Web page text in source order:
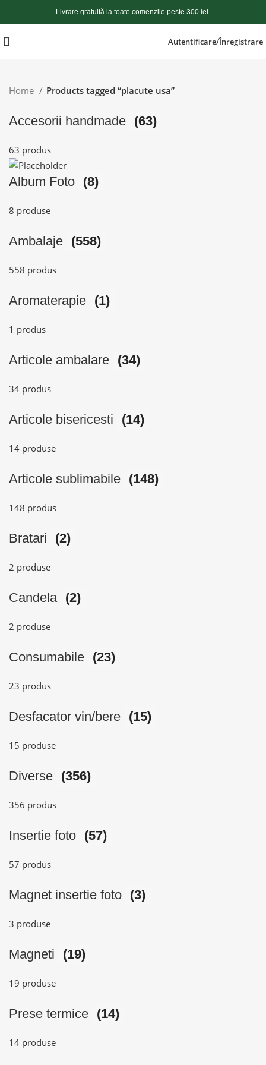
Livrare gratuită la toate comenzile peste 300 lei.
Autentificare/Înregistrare
Home Products tagged “placute usa”
Accesorii handmade (63)
63 produs
Album Foto (8)
8 produse
Ambalaje (558)
558 produs
Aromaterapie (1)
1 produs
Articole ambalare (34)
34 produs
Articole bisericesti (14)
14 produse
Articole sublimabile (148)
148 produs
Bratari (2)
2 produse
Candela (2)
2 produse
Consumabile (23)
23 produs
Desfacator vin/bere (15)
15 produse
Diverse (356)
356 produs
Insertie foto (57)
57 produs
Magnet insertie foto (3)
3 produse
Magneti (19)
19 produse
Prese termice (14)
14 produse